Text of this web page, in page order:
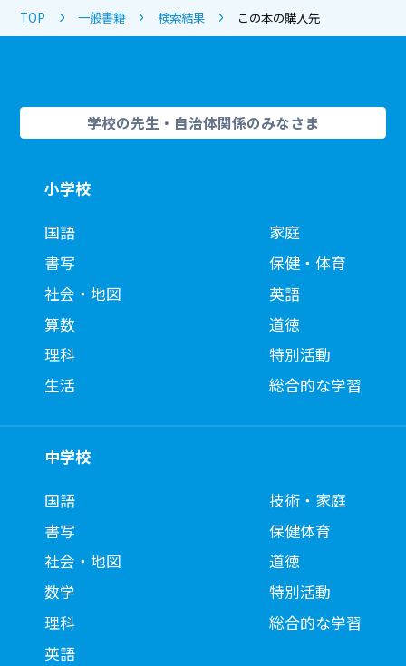
TOP 一般書籍 検索結果 この本の購入先
学校の先生・自治体関係のみなさま
小学校
国語
書写
社会・地図
算数
理科
生活
家庭
保健・体育
英語
道徳
特別活動
総合的な学習
中学校
国語
書写
社会・地図
数学
理科
英語
技術・家庭
保健体育
道徳
特別活動
総合的な学習